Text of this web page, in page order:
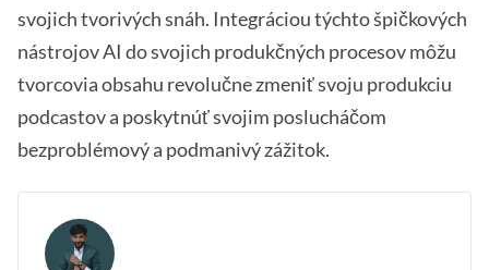
svojich tvorivých snáh. Integráciou týchto špičkových
nástrojov AI do svojich produkčných procesov môžu
tvorcovia obsahu revolučne zmeniť svoju produkciu
podcastov a poskytnúť svojim poslucháčom
bezproblémový a podmanivý zážitok.